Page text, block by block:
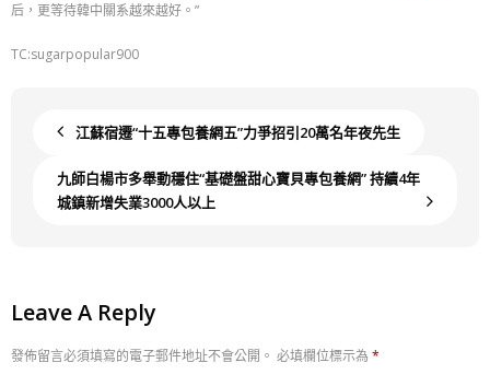
后，更等待韓中關系越來越好。”
TC:sugarpopular900
江蘇宿遷“十五專包養網五”力爭招引20萬名年夜先生
九師白楊市多舉動穩住“基礎盤甜心寶貝專包養網” 持續4年
城鎮新增失業3000人以上
Leave A Reply
發佈留言必須填寫的電子郵件地址不會公開。 必填欄位標示為 *